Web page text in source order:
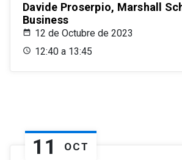
Davide Proserpio, Marshall
Business
12 de Octubre de 2023
12:40 a 13:45
11 OCT